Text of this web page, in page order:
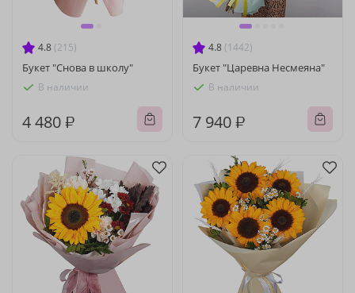
4.8 (215)
Букет "Снова в школу"
В наличии
4 480 ₽
4.8 (1442)
Букет "Царевна Несмеяна"
В наличии
7 940 ₽